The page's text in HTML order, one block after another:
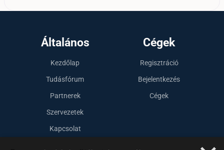
Általános
Kezdőlap
Tudásfórum
Partnerek
Szervezetek
Kapcsolat
Cégek
Regisztráció
Bejelentkezés
Cégek